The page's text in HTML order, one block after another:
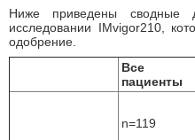
Ниже приведены сводные
исследовании IMvigor210,
одобрение.
Все
пациенты
n=119